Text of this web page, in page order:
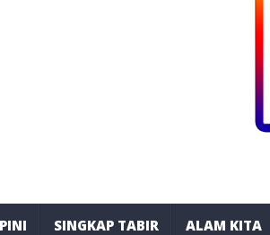
SINGKAP TABIR ALAM KITA